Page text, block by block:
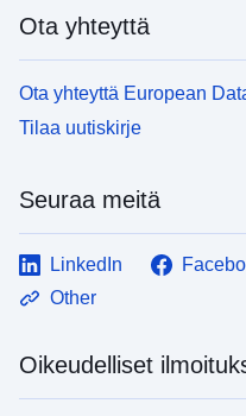
Ota yhteyttä
Ota yhteyttä European
Tilaa uutiskirje
Seuraa meitä
LinkedIn
Other
Oikeudelliset